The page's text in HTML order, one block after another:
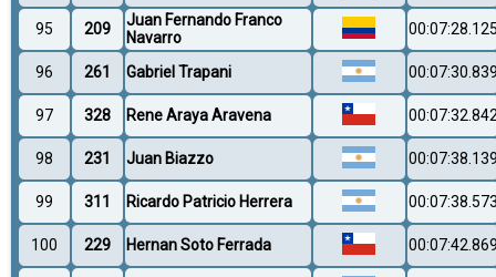
95 209
Juan Fernando Franco
Navarro
96 261 Gabriel Trapani
97 328 Rene Araya Aravena
98 231 Juan Biazzo
99 311 Ricardo Patricio Herrera
100 229 Hernan Soto Ferrada